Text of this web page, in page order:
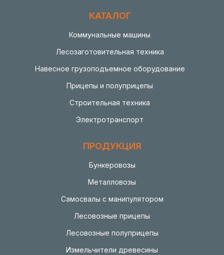
КАТАЛОГ
Коммунальные машины
Лесозаготовительная техника
Навесное грузоподъемное оборудование
Прицепы и полуприцепы
Строительная техника
Электротранспорт
ПРОДУКЦИЯ
Бункеровозы
Металловозы
Самосвалы с манипулятором
Лесовозные прицепы
Лесовозные полуприцепы
Измельчители древесины